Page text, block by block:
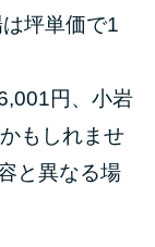
坪単価で1
円、小岩
もしれませ
と異なる場